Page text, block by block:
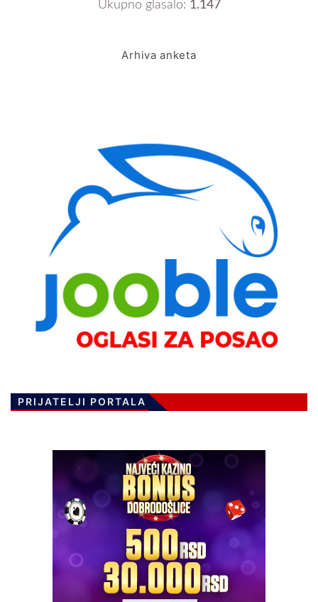
Ukupno glasalo: 1.147
Arhiva anketa
PRIJATELJI PORTALA